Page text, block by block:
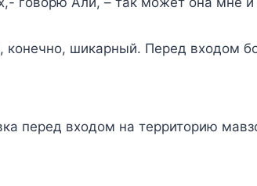
шикарный. Перед входом
перед входом на территорию